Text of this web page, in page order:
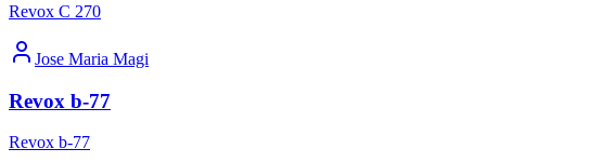
Revox C 270
Jose Maria Magi
Revox b-77
Revox b-77